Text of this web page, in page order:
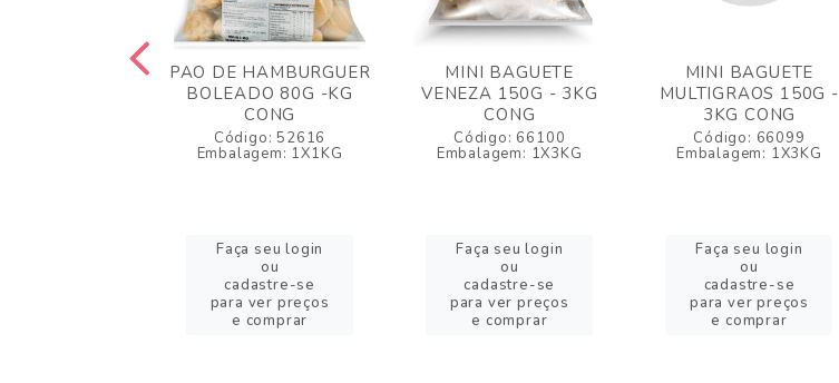
PAO DE HAMBURGUER
BOLEADO 80G -KG
CONG
Código: 52616
Embalagem: 1X1KG
Faça seu login
ou
cadastre-se
para ver preços
e comprar
MINI BAGUETE
VENEZA 150G - 3KG
CONG
Código: 66100
Embalagem: 1X3KG
Faça seu login
ou
cadastre-se
para ver preços
e comprar
MINI BAGUETE
MULTIGRAOS 150G -
3KG CONG
Código: 66099
Embalagem: 1X3KG
Faça seu login
ou
cadastre-se
para ver preços
e comprar